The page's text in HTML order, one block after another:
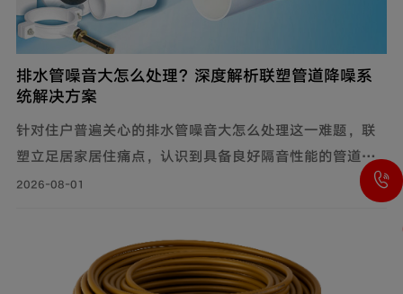
排水管噪音大怎么处理？深度解析联塑管道降噪系
统解决方案
针对住户普遍关心的排水管噪音大怎么处理这一难题，联
塑立足居家居住痛点，认识到具备良好隔音性能的管道系
统，能有效降低水流传递的给周围环境带来的影响，付诸
实际行动科学降噪，创新研制建筑排水降噪系统管道解决
者带来福音。
2026-08-01